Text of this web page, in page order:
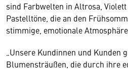
sind Farbwelten in Altrosa,
Pastelltöne, die an den
stimmige, emotionale
„Unsere Kundinnen und Kunden
Blumensträußen, die durch ihre